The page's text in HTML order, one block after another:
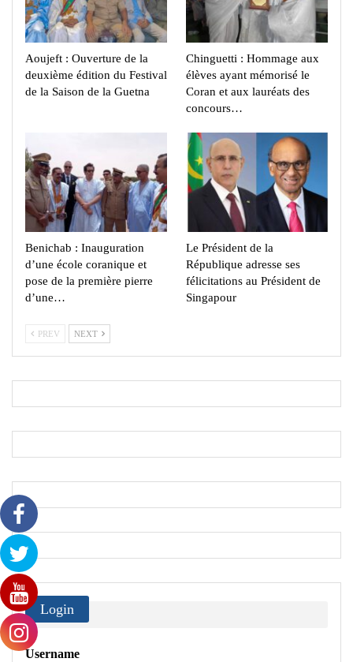
Aoujeft : Ouverture de la
deuxième édition du Festival
de la Saison de la Guetna
Chinguetti : Hommage aux
élèves ayant mémorisé le
Coran et aux lauréats des
concours…
Benichab : Inauguration
d’une école coranique et
pose de la première pierre
d’une…
Le Président de la
République adresse ses
félicitations au Président de
Singapour
PREV NEXT
Login
Username